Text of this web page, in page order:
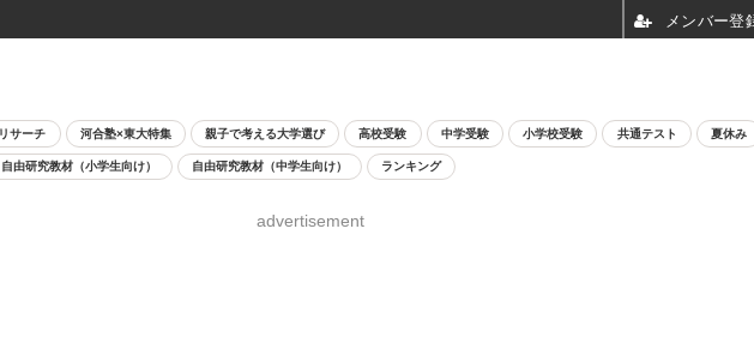
サーチ 河合塾×東大特集 親子で考える大学選び 高校受験 中学受験 小学校受験 共通テスト 夏休み
自由研究教材（小学生向け） 自由研究教材（中学生向け） ランキング
advertisement